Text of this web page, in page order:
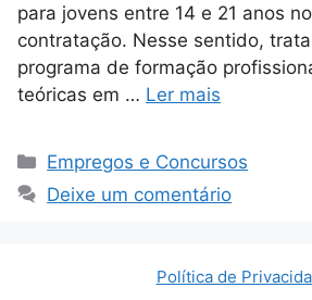
para jovens entre 14 e 21 anos
contratação. Nesse sentido,
programa de formação
teóricas em … Ler mais
Categorias
Empregos e Concursos
Deixe um comentário
Política de